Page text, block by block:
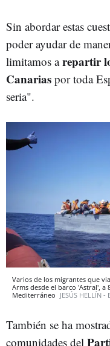
Sin abordar estas
poder ayudar de
limitamos arepartir
Canarias por toda
seria".
Varios de los migrantes que
Arms desde el barco 'Astral', a
Mediterráneo JESÚS HELLÍN -
También se ha
comunidades del